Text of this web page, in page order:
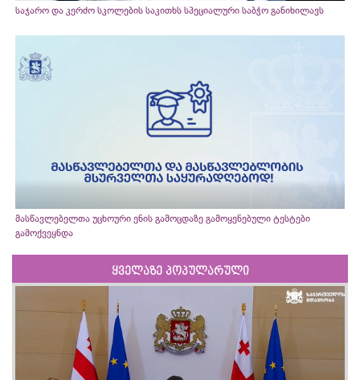
საჯარო და კერძო სკოლების საკითხს სპეციალური საბჭო განიხილავს
მასწავლებელთა უცხოური ენის გამოცდაზე გამოყენებული ტესტები
გამოქვეყნდა
ყველაზე პოპულარული